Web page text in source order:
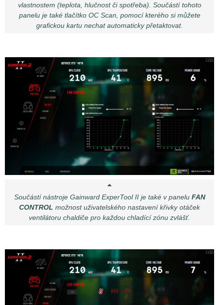
vlastnostem (teplota, hlučnost či spotřeba). Součástí tohoto
panelu je také tlačítko OC Scan, pomocí kterého si můžete
grafickou kartu nechat automaticky přetaktovat.
Součástí nástroje Gainward ExperTool II je také v panelu FAN
CONTROL možnost uživatelského nastavení křivky otáček
ventilátoru chaldiče pro každou chladící zónu zvlášť.